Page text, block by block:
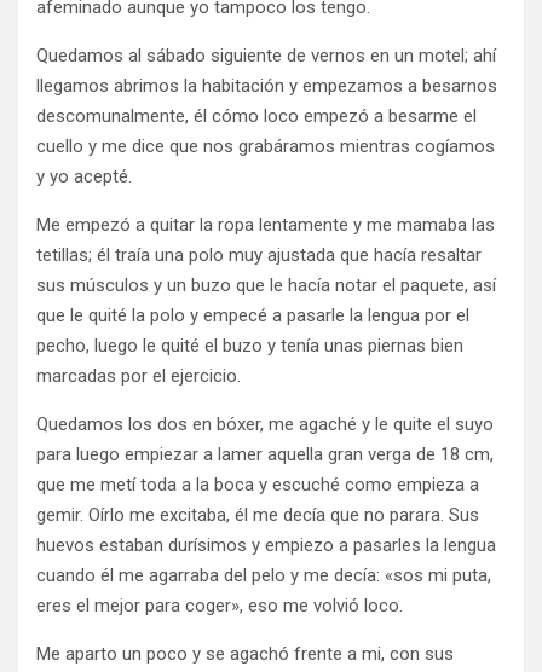
afeminado aunque yo tampoco los tengo.
Quedamos al sábado siguiente de vernos en un motel; ahí
llegamos abrimos la habitación y empezamos a besarnos
descomunalmente, él cómo loco empezó a besarme el
cuello y me dice que nos grabáramos mientras cogíamos
y yo acepté.
Me empezó a quitar la ropa lentamente y me mamaba las
tetillas; él traía una polo muy ajustada que hacía resaltar
sus músculos y un buzo que le hacía notar el paquete, así
que le quité la polo y empecé a pasarle la lengua por el
pecho, luego le quité el buzo y tenía unas piernas bien
marcadas por el ejercicio.
Quedamos los dos en bóxer, me agaché y le quite el suyo
para luego empiezar a lamer aquella gran verga de 18 cm,
que me metí toda a la boca y escuché como empieza a
gemir. Oírlo me excitaba, él me decía que no parara. Sus
huevos estaban durísimos y empiezo a pasarles la lengua
cuando él me agarraba del pelo y me decía: «sos mi puta,
eres el mejor para coger», eso me volvió loco.
Me aparto un poco y se agachó frente a mi, con sus